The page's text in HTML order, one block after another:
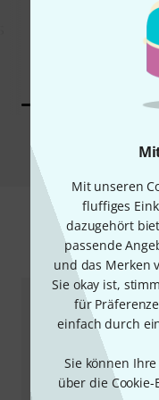
Mit unseren
fluffiges
dazugehört
passende
und das Merken
Sie okay ist,
für
einfach durch
Sie können
über die
Marcus Miller V5
Zubehör